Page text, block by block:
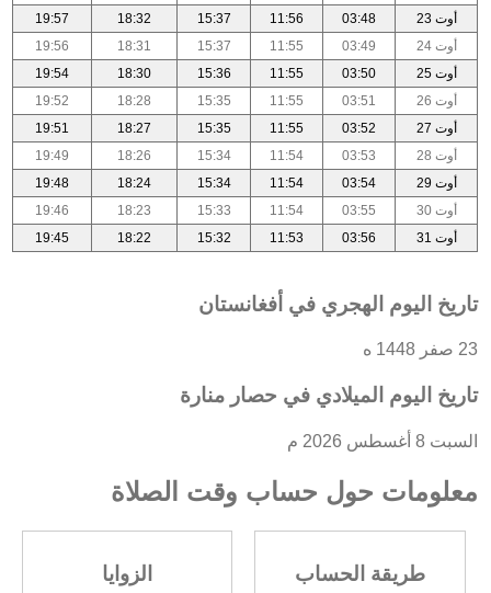
أوت 23
03:48
11:56
15:37
18:32
19:57
أوت 24
03:49
11:55
15:37
18:31
19:56
أوت 25
03:50
11:55
15:36
18:30
19:54
أوت 26
03:51
11:55
15:35
18:28
19:52
أوت 27
03:52
11:55
15:35
18:27
19:51
أوت 28
03:53
11:54
15:34
18:26
19:49
أوت 29
03:54
11:54
15:34
18:24
19:48
أوت 30
03:55
11:54
15:33
18:23
19:46
أوت 31
03:56
11:53
15:32
18:22
19:45
تاريخ اليوم الهجري في أفغانستان
23 صفر 1448 ه
تاريخ اليوم الميلادي في حصار منارة
السبت 8 أغسطس 2026 م
معلومات حول حساب وقت الصلاة
طريقة الحساب الزوايا